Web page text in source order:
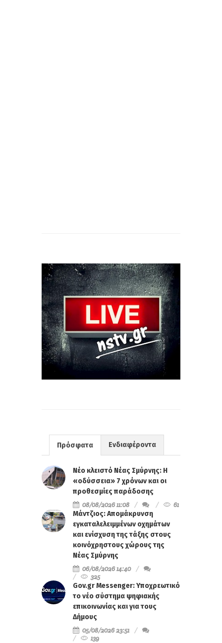
Πρόσφατα Ενδιαφέροντα
Νέο κλειστό Νέας Σμύρνης: Η
«οδύσσεια» 7 χρόνων και οι
προθεσμίες παράδοσης
08/08/2026 11:08
61
Μάντζιος: Απομάκρυνση
εγκαταλελειμμένων οχημάτων
και ενίσχυση της τάξης στους
κοινόχρηστους χώρους της
Νέας Σμύρνης
06/08/2026 14:40
325
Gov.gr Messenger: Υποχρεωτικό
το νέο σύστημα ψηφιακής
επικοινωνίας και για τους
Δήμους
05/08/2026 23:51
139